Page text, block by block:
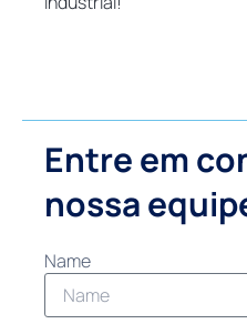
Entre em
nossa
Name